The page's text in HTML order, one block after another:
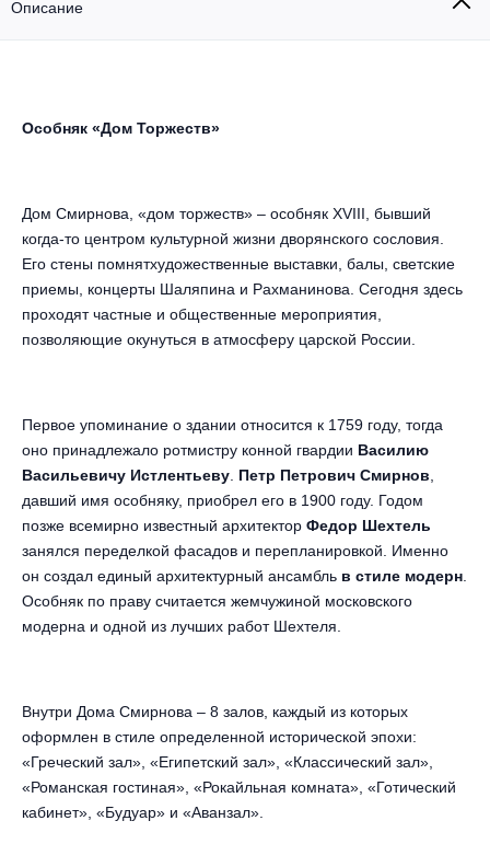
Поп и эстрада
Классическая музыка
Open-air на ВДНХ
Джаз и блюз
Этно, фолк, кантри
Шансон, романс, авторская песня
Металл
Творческий вечер
Балет
Драма
Музыкальный спектакль
Иммерсивный спектакль
Детский мюзикл
Все события
Описание
Особняк «Дом Торжеств»
Дом Смирнова, «дом торжеств» – особняк XVIII, бывший
когда-то центром культурной жизни дворянского сословия.
Его стены помнятхудожественные выставки, балы, светские
приемы, концерты Шаляпина и Рахманинова. Сегодня здесь
проходят частные и общественные мероприятия,
позволяющие окунуться в атмосферу царской России.
Первое упоминание о здании относится к 1759 году, тогда
оно принадлежало ротмистру конной гвардии Василию
Васильевичу Истлентьеву Петр Петрович Смирнов
давший имя особняку, приобрел его в 1900 году. Годом
позже всемирно известный архитектор Федор Шехтель
занялся переделкой фасадов и перепланировкой. Именно
он создал единый архитектурный ансамбль в стиле модерн
Особняк по праву считается жемчужиной московского
модерна и одной из лучших работ Шехтеля.
Внутри Дома Смирнова – 8 залов, каждый из которых
оформлен в стиле определенной исторической эпохи:
«Греческий зал», «Египетский зал», «Классический зал»,
«Романская гостиная», «Рокайльная комната», «Готический
кабинет», «Будуар» и «Аванзал».